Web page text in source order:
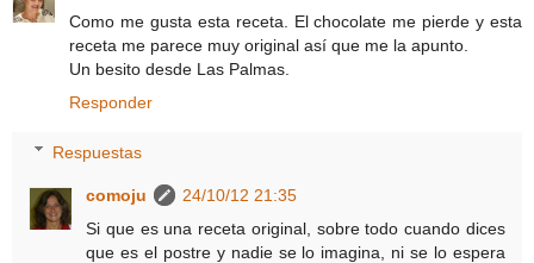
Como me gusta esta receta. El chocolate me pierde y esta
receta me parece muy original así que me la apunto.
Un besito desde Las Palmas.
Responder
Respuestas
comoju
24/10/12 21:35
Si que es una receta original, sobre todo cuando dices
que es el postre y nadie se lo imagina, ni se lo espera